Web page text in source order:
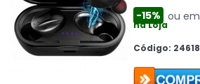
-15% ou em
na Loja
Código: 24618